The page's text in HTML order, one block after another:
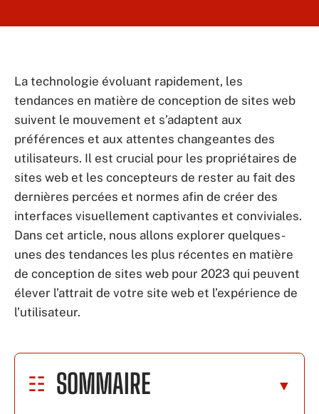
La technologie évoluant rapidement, les
tendances en matière de conception de sites web
suivent le mouvement et s’adaptent aux
préférences et aux attentes changeantes des
utilisateurs. Il est crucial pour les propriétaires de
sites web et les concepteurs de rester au fait des
dernières percées et normes afin de créer des
interfaces visuellement captivantes et conviviales.
Dans cet article, nous allons explorer quelques-
unes des tendances les plus récentes en matière
de conception de sites web pour 2023 qui peuvent
élever l’attrait de votre site web et l’expérience de
l’utilisateur.
SOMMAIRE